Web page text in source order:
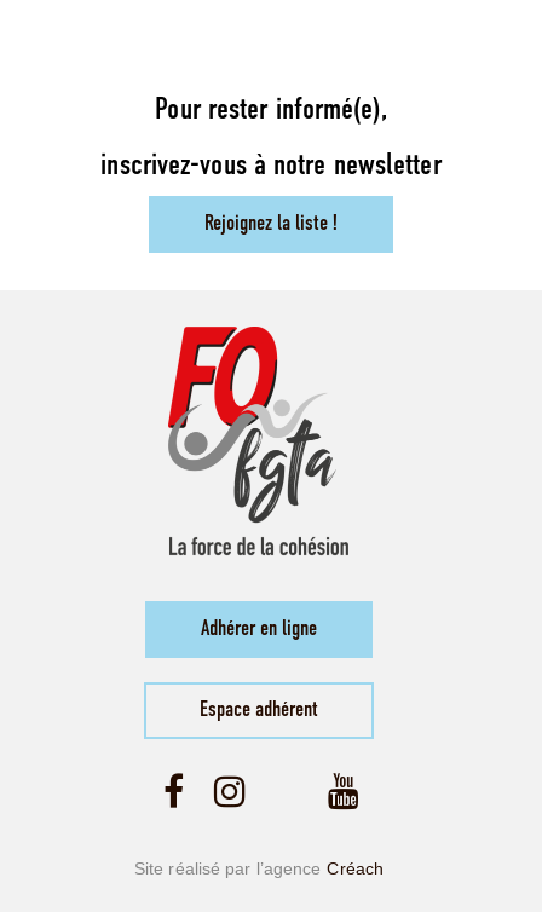
Pour rester informé(e),
inscrivez-vous à notre newsletter
Rejoignez la liste !
Adhérer en ligne
Espace adhérent
Site réalisé par l’agence Créach